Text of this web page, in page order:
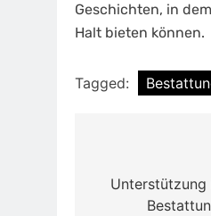
Geschichten, in
Halt bieten können.
Tagged:
navigation
Unterstützung